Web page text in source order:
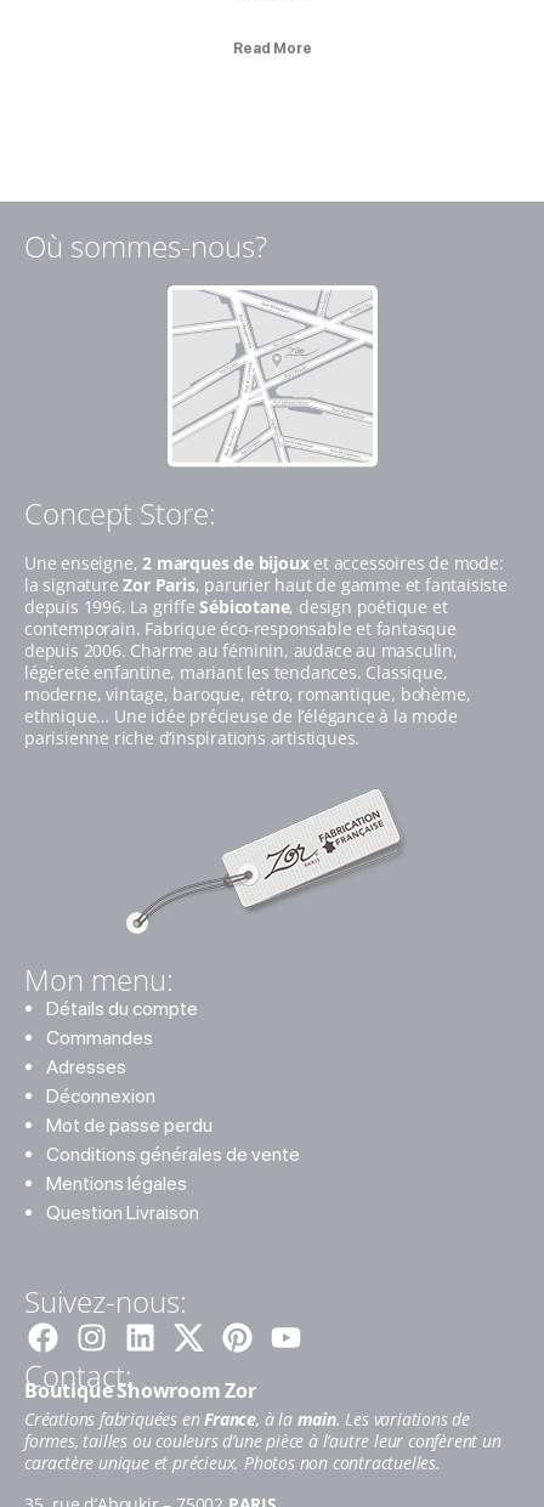
Read More
Où sommes-nous?
Concept Store:
Une enseigne,2 marques de bijouxet accessoires de mode:
la signatureZor Paris, parurier haut de gamme et fantaisiste
depuis 1996. La griffeSébicotane, design poétique et
contemporain. Fabrique éco-responsable et fantasque
depuis 2006. Charme au féminin, audace au masculin,
légèreté enfantine, mariant les tendances. Classique,
moderne, vintage, baroque, rétro, romantique, bohème,
ethnique… Une idée précieuse de l’élégance à la mode
parisienne riche d’inspirations artistiques.
Mon menu:
Détails du compte
Commandes
Adresses
Déconnexion
Mot de passe perdu
Conditions générales de vente
Mentions légales
Question Livraison
Suivez-nous:
Facebook
Instagram
LinkedinPinterestYoutube
Contact:
Boutique Showroom Zor
Créations fabriquées enFrance, à la main. Les variations de
formes, tailles ou couleurs d’une pièce à l’autre leur confèrent un
caractère unique et précieux. Photos non contractuelles.